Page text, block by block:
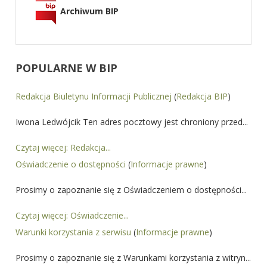
Archiwum BIP
POPULARNE W BIP
Redakcja Biuletynu Informacji Publicznej(Redakcja BIP)
Iwona Ledwójcik Ten adres pocztowy jest chroniony przed...
Czytaj więcej: Redakcja...
Oświadczenie o dostępności(Informacje prawne)
Prosimy o zapoznanie się z Oświadczeniem o dostępności...
Czytaj więcej: Oświadczenie...
Warunki korzystania z serwisu(Informacje prawne)
Prosimy o zapoznanie się z Warunkami korzystania z witryn...